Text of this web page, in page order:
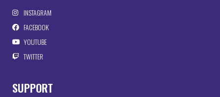
INSTAGRAM
FACEBOOK
YOUTUBE
TWITTER
SUPPORT